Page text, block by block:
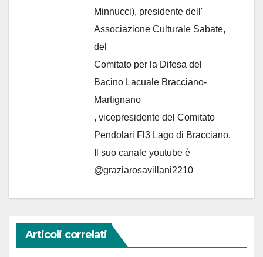
Minnucci), presidente dell'
Associazione Culturale Sabate,
del
Comitato per la Difesa del
Bacino Lacuale Bracciano-
Martignano
, vicepresidente del Comitato
Pendolari Fl3 Lago di Bracciano.
Il suo canale youtube è
@graziarosavillani2210
Articoli correlati